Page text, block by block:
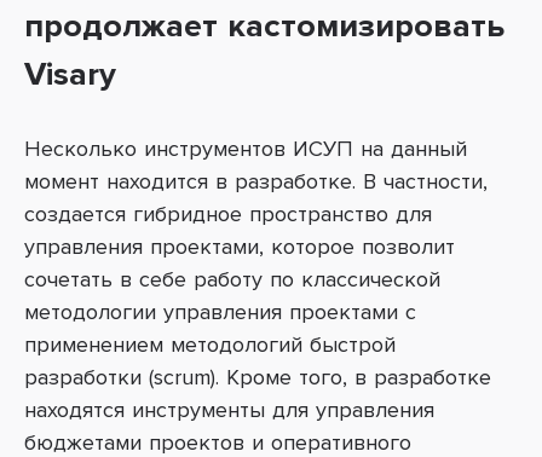
продолжает кастомизировать
Visary
Несколько инструментов ИСУП на данный
момент находится в разработке. В частности,
создается гибридное пространство для
управления проектами, которое позволит
сочетать в себе работу по классической
методологии управления проектами с
применением методологий быстрой
разработки (scrum). Кроме того, в разработке
находятся инструменты для управления
бюджетами проектов и оперативного